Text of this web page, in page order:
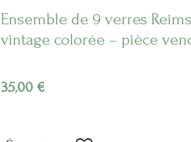
Ensemble de 9 verres
vintage colorée – pièce
35,00 €